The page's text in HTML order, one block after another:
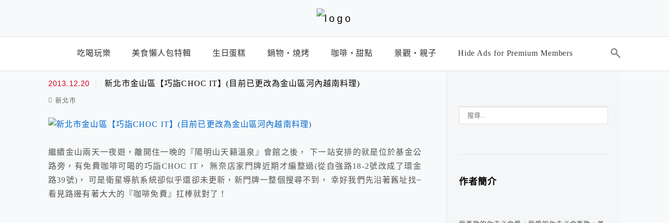
吃喝玩樂 美食懶人包特輯 生日蛋糕 鍋物‧燒烤 咖啡‧甜點 景觀‧親子 Hide Ads for Premium Members
免費咖啡
2013.12.20 新北市金山區【巧詣CHOC IT】(目前已更改為金山區河內越南料理)
新北市
繼續金山兩天一夜遊，離開住一晚的『陽明山天籟溫泉』會館之後， 下一站安排的就是位於基金公
路旁，有免費咖啡可喝的巧詣CHOC IT， 無奈店家門牌近期才編整過(從自強路18-2號改成了環金
路39號)， 可是衛星導航系統卻似乎還卻未更新，新門牌一整個搜尋不到， 幸好我們先沿著舊址找~
看見路邊有著大大的『咖啡免費』扛棒就對了！
作者簡介